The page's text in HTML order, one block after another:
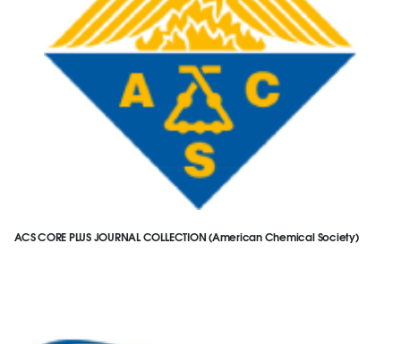
ACS CORE PLUS JOURNAL COLLECTION (American Chemical Society)